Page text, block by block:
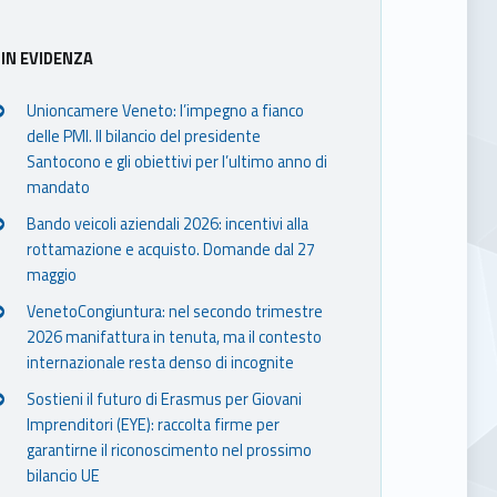
IN EVIDENZA
Unioncamere Veneto: l’impegno a fianco
delle PMI. Il bilancio del presidente
Santocono e gli obiettivi per l’ultimo anno di
mandato
Bando veicoli aziendali 2026: incentivi alla
rottamazione e acquisto. Domande dal 27
maggio
VenetoCongiuntura: nel secondo trimestre
2026 manifattura in tenuta, ma il contesto
internazionale resta denso di incognite
Sostieni il futuro di Erasmus per Giovani
Imprenditori (EYE): raccolta firme per
garantirne il riconoscimento nel prossimo
bilancio UE